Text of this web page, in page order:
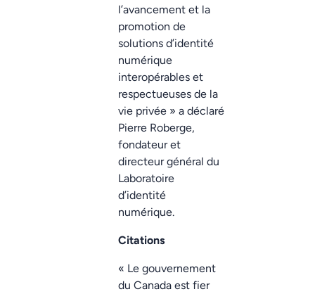
l’avancement et la
promotion de
solutions d’identité
numérique
interopérables et
respectueuses de la
vie privée » a déclaré
Pierre Roberge,
fondateur et
directeur général du
Laboratoire
d’identité
numérique.
Citations
« Le gouvernement
du Canada est fier